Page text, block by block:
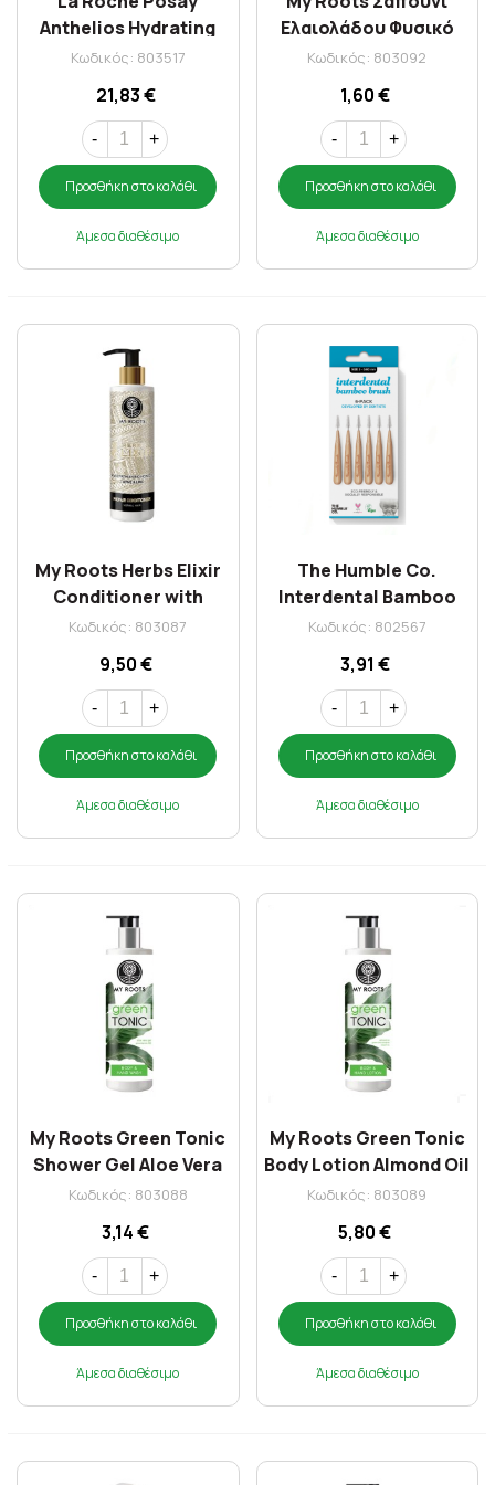
Anthelios Hydrating
Lotion SPF50+ (eco
Κωδικός: 803517
21,83 €
- +
Προσθήκη στο καλάθι
Άμεσα διαθέσιμο
Ελαιολάδου Φυσικό
Παραδοσιακό 125gr
Κωδικός: 803092
1,60 €
- +
Προσθήκη στο καλάθι
Άμεσα διαθέσιμο
My Roots Herbs Elixir
Conditioner with
Thyme & Lime 250ml
Κωδικός: 803087
9,50 €
- +
Προσθήκη στο καλάθι
Άμεσα διαθέσιμο
The Humble Co.
Interdental Bamboo
Brush Size 3-0.60mm
Κωδικός: 802567
3,91 €
- +
Προσθήκη στο καλάθι
Άμεσα διαθέσιμο
My Roots Green Tonic
Shower Gel Aloe Vera
250ml
Κωδικός: 803088
3,14 €
- +
Προσθήκη στο καλάθι
Άμεσα διαθέσιμο
My Roots Green Tonic
Body Lotion Almond Oil
250ml
Κωδικός: 803089
5,80 €
- +
Προσθήκη στο καλάθι
Άμεσα διαθέσιμο